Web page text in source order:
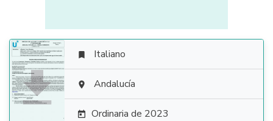

 Italiano
 Andalucía
 Ordinaria de 2023